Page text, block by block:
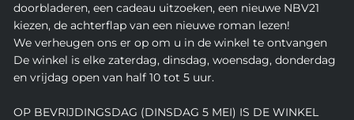
doorbladeren, een cadeau uitzoeken, een nieuwe NBV21
kiezen, de achterflap van een nieuwe roman lezen!
We verheugen ons er op om u in de winkel te ontvangen
De winkel is elke zaterdag, dinsdag, woensdag, donderdag
en vrijdag open van half 10 tot 5 uur.
OP BEVRIJDINGSDAG (DINSDAG 5 MEI) IS DE WINKEL